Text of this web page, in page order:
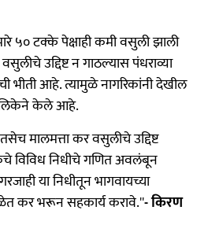
५० टक्के पेक्षाही कमी वसुली झाली
उद्दिष्ट न गाठल्यास पंधराव्या
भीती आहे. त्यामुळे नागरिकांनी देखील
केले आहे.
मालमत्ता कर वसुलीचे उद्दिष्ट
विविध निधीचे गणित अवलंबून
या निधीतून भागवायच्या
कर भरून सहकार्य करावे.''- किरण